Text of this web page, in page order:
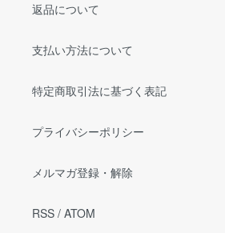
返品について
支払い方法について
特定商取引法に基づく表記
プライバシーポリシー
メルマガ登録・解除
RSS / ATOM